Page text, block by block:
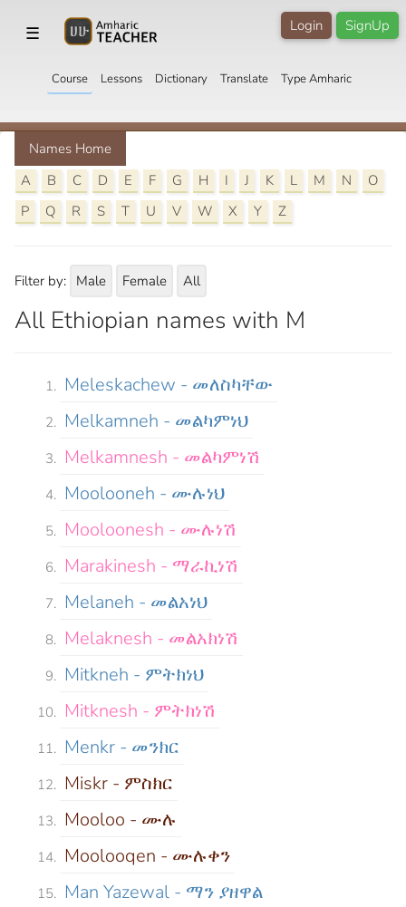
☰ SignUp
Login
Course Lessons Dictionary Translate Type Amharic
Names Home
A
B C D E F G H I J K L M N
O
P
Q R S T U V W X Y Z
Filter by: Male Female All
All Ethiopian names with M
Meleskachew - መለስካቸው
Melkamneh - መልካምነህ
Melkamnesh - መልካምነሽ
Moolooneh - ሙሉነህ
Mooloonesh - ሙሉነሽ
Marakinesh - ማራኪነሽ
Melaneh - መልአነህ
Melaknesh - መልአክነሽ
Mitkneh - ምትክነህ
Mitknesh - ምትክነሽ
Menkr - መንክር
Miskr - ምስክር
Mooloo - ሙሉ
Moolooqen - ሙሉቀን
Man Yazewal - ማን ያዘዋል